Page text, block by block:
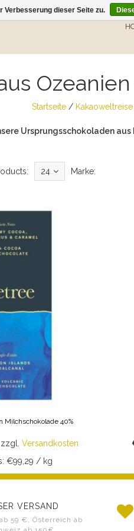
Startseite / Kakaoweltreise
Ursprungsschokoladen
24
Marke:
Milchschokolade 40%
zzgl. Versandkosten
€99,29 / kg
VERSAND
59 €, Österreich ab
Verbesserung dieser Seite zu.